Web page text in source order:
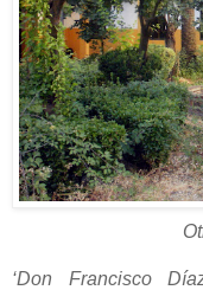
‘Don Francisco